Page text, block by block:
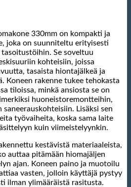
330mm on kompakti ja
joka on suunniteltu erityisesti
Se soveltuu
kohteisiin, joissa
tasaista hiontajälkeä ja
Koneen rakenne tukee tehokasta
tiloissa, minkä ansiosta se on
huoneistoremontteihin,
Lisäksi sen
työvaiheita, koska sama laite
kuin viimeistelyynkin.
kestävistä materiaaleista,
auttaa pitämään hiomajäljen
ajan. Koneen paino ja muotoilu
vasten, jolloin käyttäjä pystyy
ilman ylimääräistä rasitusta.